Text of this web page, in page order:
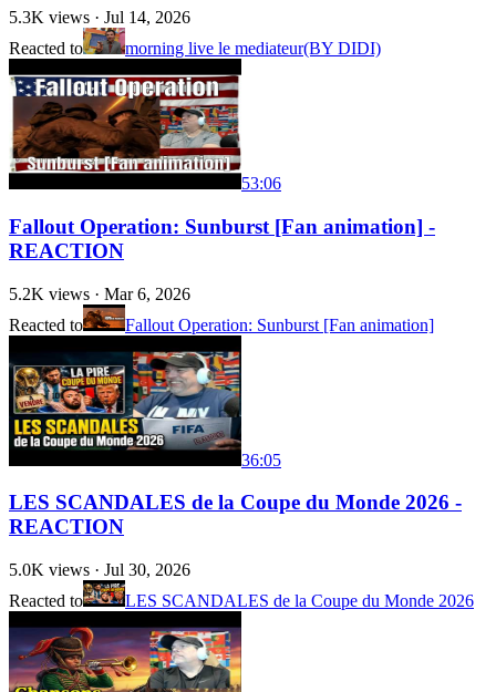
5.3K views · Jul 14, 2026
Reacted to
morning live le mediateur(BY DIDI)
53:06
Fallout Operation: Sunburst [Fan animation] -
REACTION
5.2K views · Mar 6, 2026
Reacted to
Fallout Operation: Sunburst [Fan animation]
36:05
LES SCANDALES de la Coupe du Monde 2026 -
REACTION
5.0K views · Jul 30, 2026
Reacted to
LES SCANDALES de la Coupe du Monde 2026